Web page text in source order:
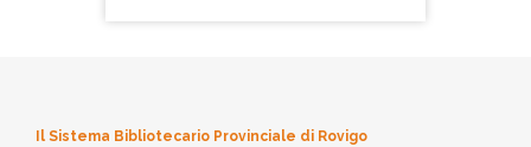
Il Sistema Bibliotecario Provinciale di Rovigo